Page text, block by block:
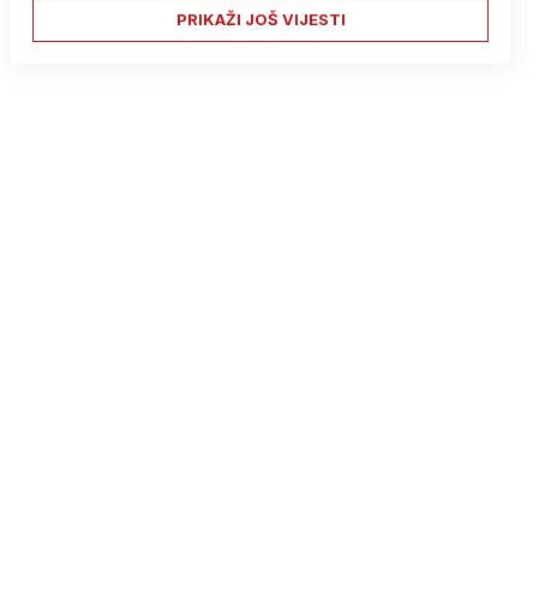
PRIKAŽI JOŠ VIJESTI